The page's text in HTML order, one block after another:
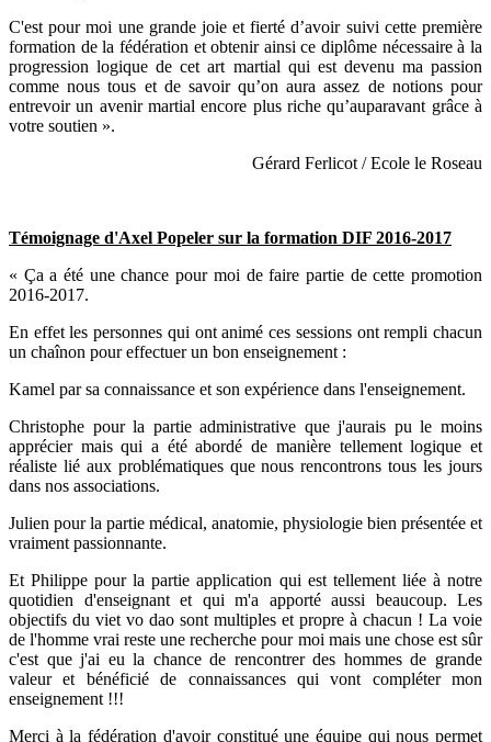
C'est pour moi une grande joie et fierté d’avoir suivi cette première
formation de la fédération et obtenir ainsi ce diplôme nécessaire à la
progression logique de cet art martial qui est devenu ma passion
comme nous tous et de savoir qu’on aura assez de notions pour
entrevoir un avenir martial encore plus riche qu’auparavant grâce à
votre soutien ».
Gérard Ferlicot / Ecole le Roseau
Témoignage d'Axel Popeler sur la formation DIF 2016-2017
« Ça a été une chance pour moi de faire partie de cette promotion
2016-2017.
En effet les personnes qui ont animé ces sessions ont rempli chacun
un chaînon pour effectuer un bon enseignement :
Kamel par sa connaissance et son expérience dans l'enseignement.
Christophe pour la partie administrative que j'aurais pu le moins
apprécier mais qui a été abordé de manière tellement logique et
réaliste lié aux problématiques que nous rencontrons tous les jours
dans nos associations.
Julien pour la partie médical, anatomie, physiologie bien présentée et
vraiment passionnante.
Et Philippe pour la partie application qui est tellement liée à notre
quotidien d'enseignant et qui m'a apporté aussi beaucoup. Les
objectifs du viet vo dao sont multiples et propre à chacun ! La voie
de l'homme vrai reste une recherche pour moi mais une chose est sûr
c'est que j'ai eu la chance de rencontrer des hommes de grande
valeur et bénéficié de connaissances qui vont compléter mon
enseignement !!!
Merci à la fédération d'avoir constitué une équipe qui nous permet